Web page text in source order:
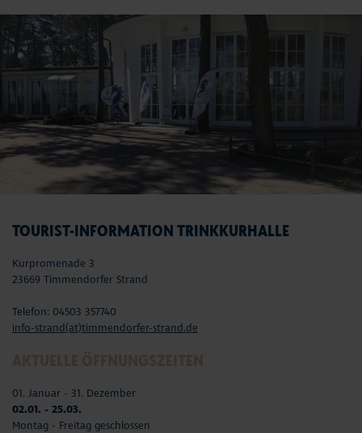
TOURIST-INFORMATION TRINKKURHALLE
Kurpromenade 3
23669 Timmendorfer Strand
Telefon: 04503 357740
info-strand(at)timmendorfer-strand.de
01. Januar - 31. Dezember
02.01. - 25.03.
Montag - Freitag geschlossen